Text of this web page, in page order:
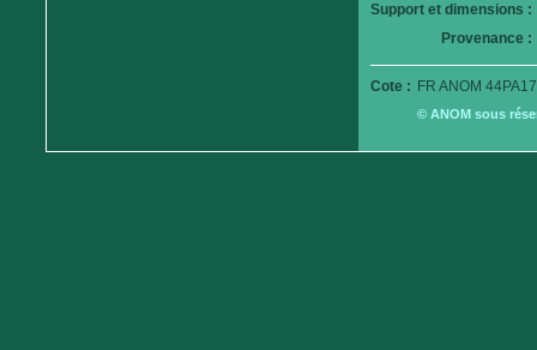
Support et dimensions :
Provenance :
Cote : FR ANOM
© ANOM sous